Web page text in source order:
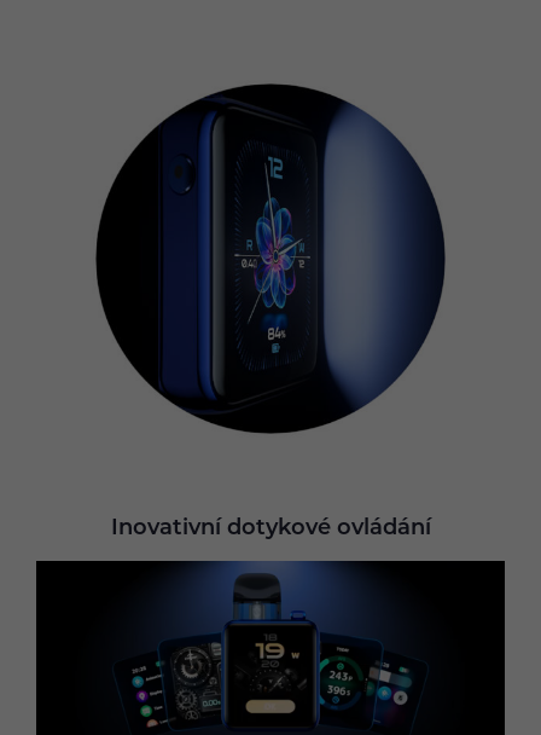
Inovativní dotykové ovládání